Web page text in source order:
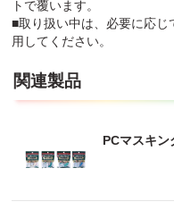
トで覆います。
■取り扱い中は、必要に応
用してください。
関連製品
PCマスキン